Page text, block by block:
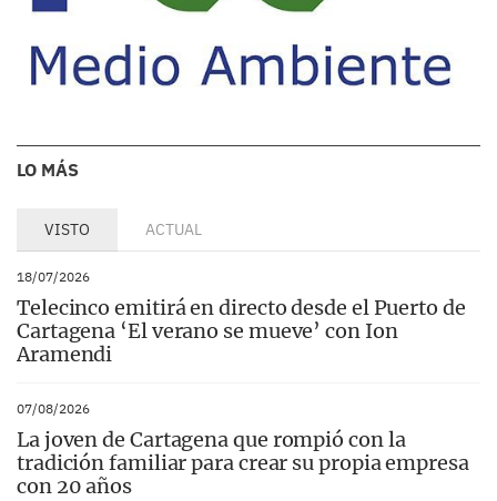
LO MÁS
VISTO ACTUAL
18/07/2026
Telecinco emitirá en directo desde el Puerto de
Cartagena ‘El verano se mueve’ con Ion
Aramendi
07/08/2026
La joven de Cartagena que rompió con la
tradición familiar para crear su propia empresa
con 20 años